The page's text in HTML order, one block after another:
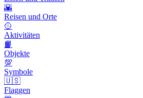
🌇
Reisen und Orte
🥎
Aktivitäten
📙
Objekte
💯
Symbole
🇺🇸
Flaggen